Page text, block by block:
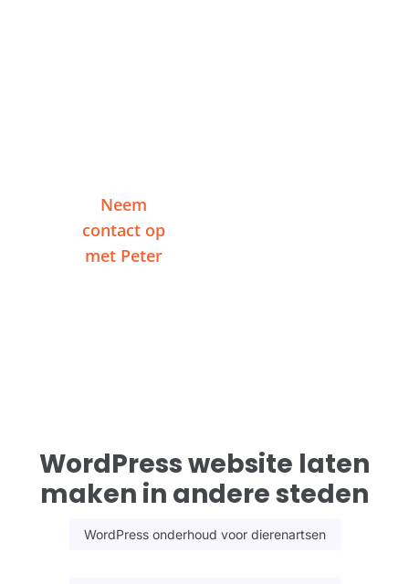
Neem
contact op
met Peter
WordPress website laten
maken in andere steden
WordPress onderhoud voor dierenartsen